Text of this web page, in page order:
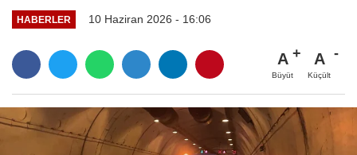
HABERLER 10 Haziran 2026 - 16:06
A
Büyüt
A
Küçült